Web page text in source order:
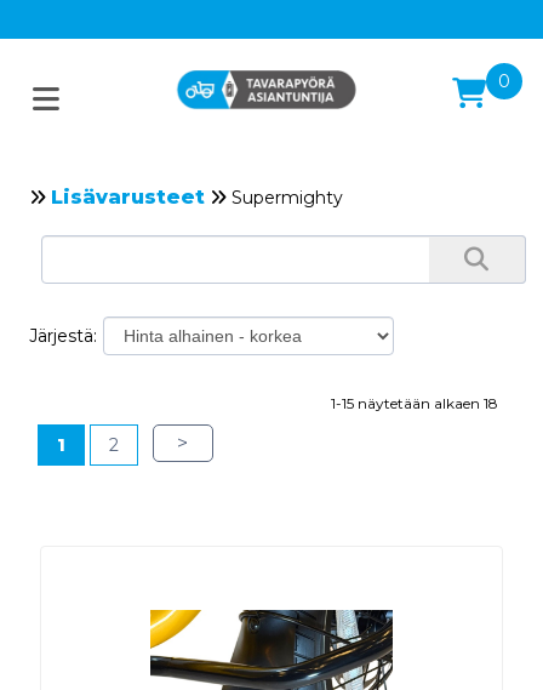
0
Lisävarusteet Supermighty
Järjestä:
1-15 näytetään alkaen 18
1 2 >